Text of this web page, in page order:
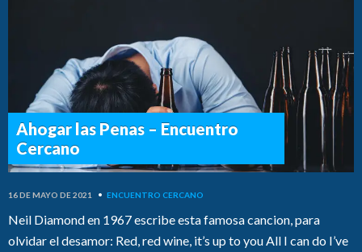
Ahogar las Penas – Encuentro
Cercano
16 DE MAYO DE 2021 • ENCUENTRO CERCANO
Neil Diamond en 1967 escribe esta famosa cancion, para
olvidar el desamor: Red, red wine, it’s up to you All I can do I’ve